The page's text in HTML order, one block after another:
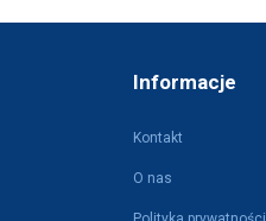
Informacje
Kontakt
O nas